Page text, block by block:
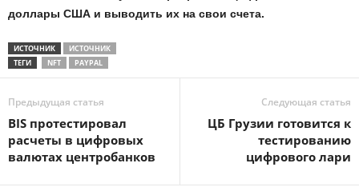
доллары США и выводить их на свои счета.
ИСТОЧНИК
ИСТОЧНИК
ТЕГИ
NFT PAYPAL
Предыдущая статья
BIS протестировал
расчеты в цифровых
валютах центробанков
Следующая статья
ЦБ Грузии готовится к
тестированию
цифрового лари